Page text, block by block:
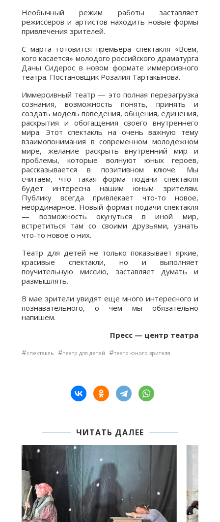
Необычный режим работы заставляет
режиссеров и артистов находить новые формы
привлечения зрителей.
С марта готовится премьера спектакля «Всем,
кого касается» молодого российского драматурга
Даны Сидерос в новом формате иммерсивного
театра. Постановщик Розалия Тартакынова.
Иммерсивный театр — это полная перезагрузка
сознания, возможность понять, принять и
создать модель поведения, общения, единения,
раскрытия и обогащения своего внутреннего
мира. Этот спектакль на очень важную тему
взаимопонимания в современном молодежном
мире, желание раскрыть внутренний мир и
проблемы, которые волнуют юных героев,
рассказывается в позитивном ключе. Мы
считаем, что такая форма подачи спектакля
будет интересна нашим юным зрителям.
Публику всегда привлекает что-то новое,
неординарное. Новый формат подачи спектакля
— возможность окунуться в иной мир,
встретиться там со своими друзьями, узнать
что-то новое о них.
Театр для детей не только показывает яркие,
красивые спектакли, но и выполняет
поучительную миссию, заставляет думать и
размышлять.
В мае зрители увидят еще много интересного и
познавательного, о чем мы обязательно
напишем.
Пресс — центр театра
#спектакль #театр для детей #театр юного зрителя
ЧИТАТЬ ДАЛЕЕ